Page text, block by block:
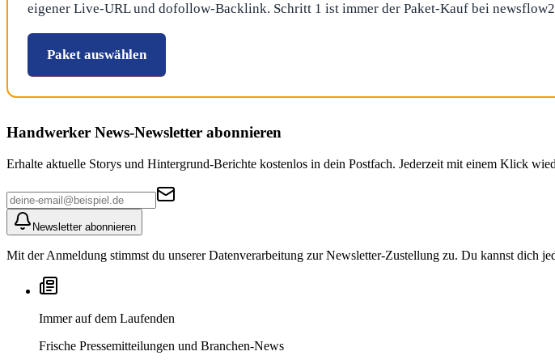
eigener Live-URL und dofollow-Backlink. Schritt 1 ist immer der Paket-Kauf bei
Paket auswählen
Handwerker News-Newsletter abonnieren
Erhalte aktuelle Storys und Hintergrund-Berichte kostenlos in dein Postfach. Jederzeit mit einem Klick
Newsletter abonnieren
Mit der Anmeldung stimmst du unserer Datenverarbeitung zur Newsletter-Zustellung zu. Du kannst dich
Immer auf dem Laufenden
Frische Pressemitteilungen und Branchen-News